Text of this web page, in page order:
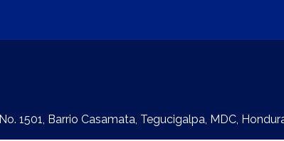
1501, Barrio Casamata, Tegucigalpa, MDC,